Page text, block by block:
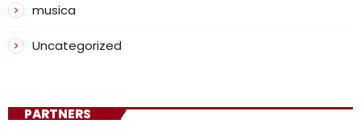
musica
Uncategorized
PARTNERS